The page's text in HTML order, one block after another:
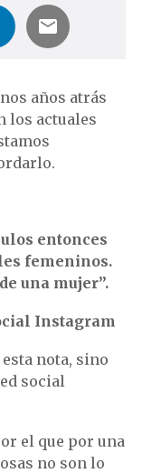
años atrás
los actuales
entonces
femeninos.
una mujer”.
Instagram
nota, sino
social
el que por una
no son lo